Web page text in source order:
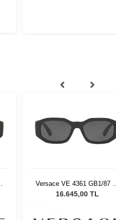
Versace VE 4361 GB1/87 53
Kadın Güneş Gözlüğü
16.645,00 TL